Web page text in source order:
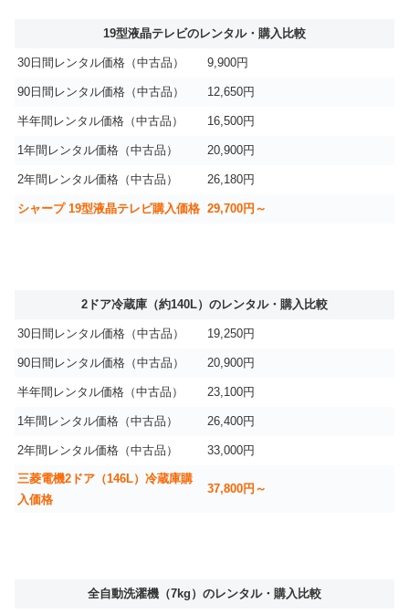
19型液晶テレビのレンタル・購入比較
30日間レンタル価格（中古品） 9,900円
90日間レンタル価格（中古品） 12,650円
半年間レンタル価格（中古品） 16,500円
1年間レンタル価格（中古品） 20,900円
2年間レンタル価格（中古品） 26,180円
シャープ 19型液晶テレビ購入価格 29,700円～
2ドア冷蔵庫（約140L）のレンタル・購入比較
30日間レンタル価格（中古品） 19,250円
90日間レンタル価格（中古品） 20,900円
半年間レンタル価格（中古品） 23,100円
1年間レンタル価格（中古品） 26,400円
2年間レンタル価格（中古品） 33,000円
三菱電機2ドア（146L）冷蔵庫購
入価格
37,800円～
全自動洗濯機（7kg）のレンタル・購入比較